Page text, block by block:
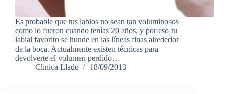
Es probable que tus labios no sean tan voluminosos
como lo fueron cuando tenías 20 años, y por eso tu
labial favorito se hunde en las líneas finas alrededor
de la boca. Actualmente existen técnicas para
devolverte el volumen perdido…
Clinica Llado
18/09/2013